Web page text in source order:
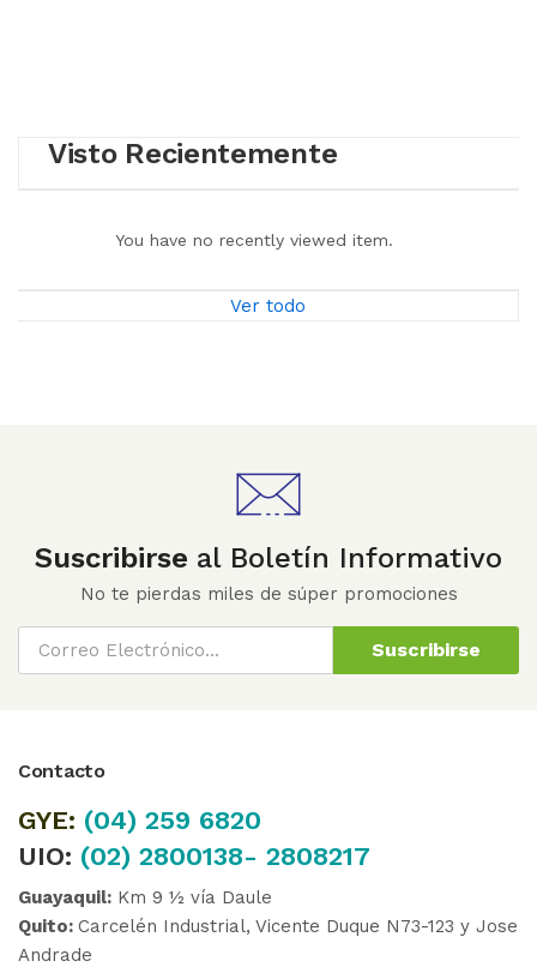
Visto Recientemente
You have no recently viewed item.
Ver todo
Suscribirse al Boletín Informativo
No te pierdas miles de súper promociones
Suscribirse
Contacto
GYE: (04) 259 6820
UIO: (02) 2800138- 2808217
Guayaquil: Km 9 ½ vía Daule
Quito: Carcelén Industrial, Vicente Duque N73-123 y Jose
Andrade